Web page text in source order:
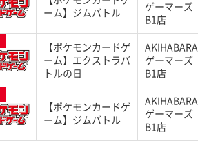
ーム】ジムバトル
ゲーマーズ
B1店
【ポケモンカードゲ
ーム】エクストラバ
トルの日
AKIHABARA
ゲーマーズ
B1店
【ポケモンカードゲ
ーム】ジムバトル
AKIHABARA
ゲーマーズ
B1店